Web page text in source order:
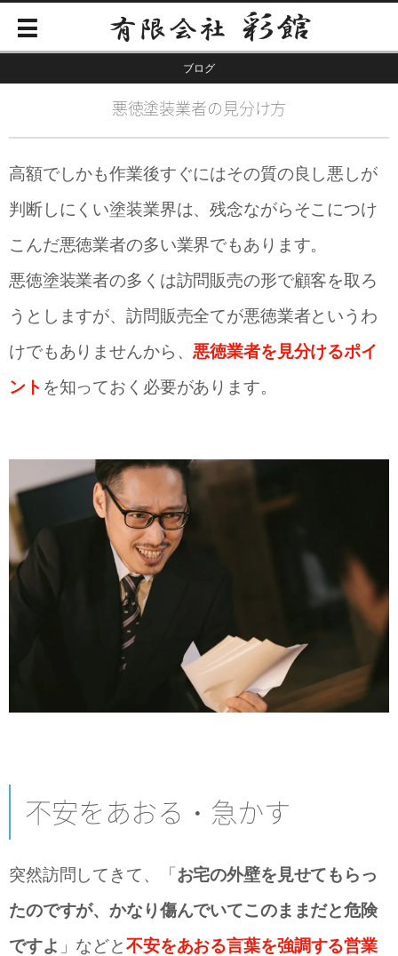
ブログ
悪徳塗装業者の見分け方
高額でしかも作業後すぐにはその質の良し悪しが
判断しにくい塗装業界は、残念ながらそこにつけ
こんだ悪徳業者の多い業界でもあります。
悪徳塗装業者の多くは訪問販売の形で顧客を取ろ
うとしますが、訪問販売全てが悪徳業者というわ
けでもありませんから、 悪徳業者を見分けるポイ
ント を知っておく必要があります。
不安をあおる・急かす
突然訪問してきて、「お宅の外壁を見せてもらっ
たのですが、かなり傷んでいてこのままだと危険
ですよ 」などと不安をあおる言葉を強調する営業